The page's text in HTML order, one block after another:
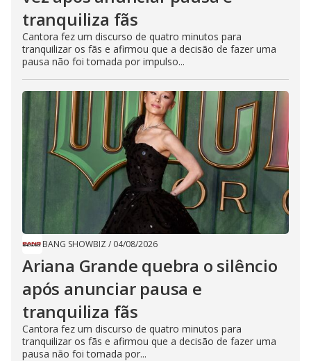
tranquiliza fãs
Cantora fez um discurso de quatro minutos para
tranquilizar os fãs e afirmou que a decisão de fazer uma
pausa não foi tomada por impulso...
BANG SHOWBIZ / 04/08/2026
Ariana Grande quebra o silêncio
após anunciar pausa e
tranquiliza fãs
Cantora fez um discurso de quatro minutos para
tranquilizar os fãs e afirmou que a decisão de fazer uma
pausa não foi tomada por...